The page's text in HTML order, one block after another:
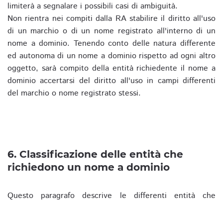
limiterà a segnalare i possibili casi di ambiguità.
Non rientra nei compiti dalla RA stabilire il diritto all'uso
di un marchio o di un nome registrato all'interno di un
nome a dominio. Tenendo conto delle natura differente
ed autonoma di un nome a dominio rispetto ad ogni altro
oggetto, sarà compito della entità richiedente il nome a
dominio accertarsi del diritto all'uso in campi differenti
del marchio o nome registrato stessi.
6. Classificazione delle entità che
richiedono un nome a dominio
Questo paragrafo descrive le differenti entità che